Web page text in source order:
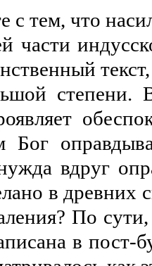
с тем, что
части
степени.
Бог
вдруг
в древних
По
в пост-